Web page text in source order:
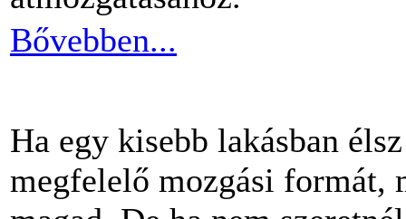
Bővebben...
Ha egy kisebb lakásban
megfelelő mozgási formát,